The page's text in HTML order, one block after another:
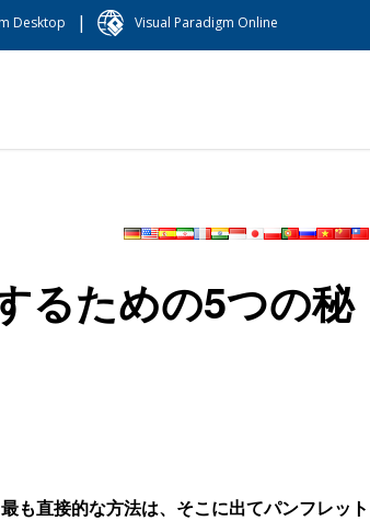
Desktop | Visual Paradigm Online
るための5つの秘
も直接的な方法は、そこに出てパンフレット